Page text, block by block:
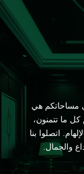
مساحاتكم هي
ما تتمنون،
اتصلوا بنا
والجمال.